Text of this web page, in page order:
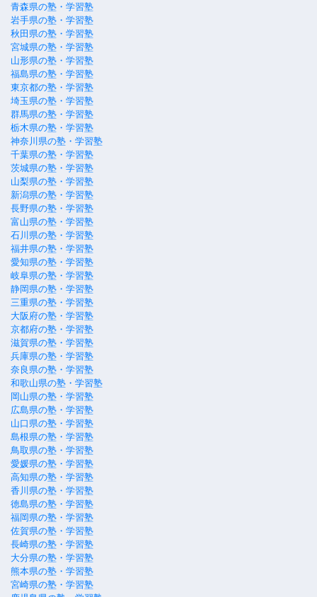
青森県の塾・学習塾
岩手県の塾・学習塾
秋田県の塾・学習塾
宮城県の塾・学習塾
山形県の塾・学習塾
福島県の塾・学習塾
東京都の塾・学習塾
埼玉県の塾・学習塾
群馬県の塾・学習塾
栃木県の塾・学習塾
神奈川県の塾・学習塾
千葉県の塾・学習塾
茨城県の塾・学習塾
山梨県の塾・学習塾
新潟県の塾・学習塾
長野県の塾・学習塾
富山県の塾・学習塾
石川県の塾・学習塾
福井県の塾・学習塾
愛知県の塾・学習塾
岐阜県の塾・学習塾
静岡県の塾・学習塾
三重県の塾・学習塾
大阪府の塾・学習塾
京都府の塾・学習塾
滋賀県の塾・学習塾
兵庫県の塾・学習塾
奈良県の塾・学習塾
和歌山県の塾・学習塾
岡山県の塾・学習塾
広島県の塾・学習塾
山口県の塾・学習塾
島根県の塾・学習塾
鳥取県の塾・学習塾
愛媛県の塾・学習塾
高知県の塾・学習塾
香川県の塾・学習塾
徳島県の塾・学習塾
福岡県の塾・学習塾
佐賀県の塾・学習塾
長崎県の塾・学習塾
大分県の塾・学習塾
熊本県の塾・学習塾
宮崎県の塾・学習塾